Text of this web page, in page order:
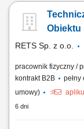
projektów. Dbanie o
obsługi klienta.Obiektu
RETS Sp. z o.o.
pracownik fizyczny /
kontrakt B2B
pełny
umowy)
6 dni